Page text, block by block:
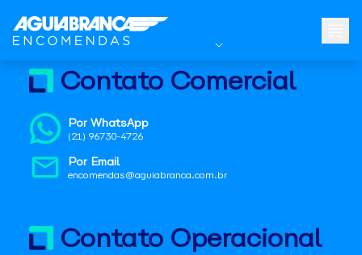
Contato Comercial
Por WhatsApp
(21) 96730-4726
Por Email
encomendas@aguiabranca.com.br
Contato Operacional